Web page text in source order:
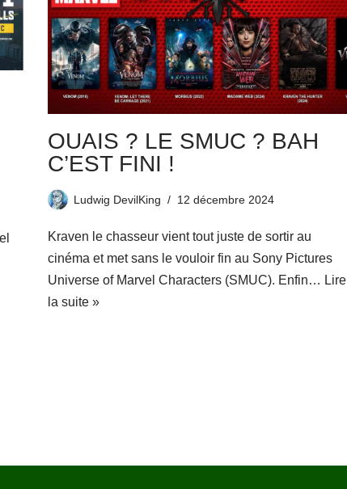
OUAIS ? LE SMUC ? BAH
C’EST FINI !
Ludwig DevilKing 12 décembre 2024
Kraven le chasseur vient tout juste de sortir au
cinéma et met sans le vouloir fin au Sony Pictures
Universe of Marvel Characters (SMUC). Enfin… Lire
la suite »